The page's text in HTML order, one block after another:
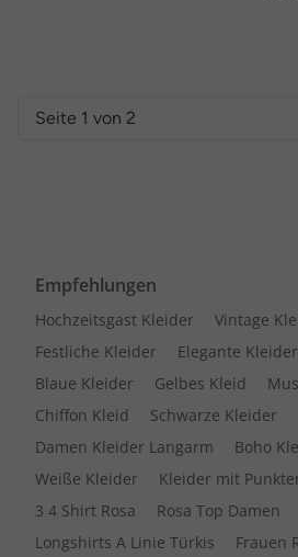
Seite 1 von 2
Empfehlungen
Hochzeitsgast Kleider
Vintage
Festliche Kleider
Elegante Kleider
Blaue Kleider
Gelbes Kleid
Chiffon Kleid
Schwarze Kleider
Damen Kleider Langarm
Boho
Weiße Kleider
Kleider mit
3 4 Shirt Rosa
Rosa Top Damen
Longshirts A Linie Türkis
Frauen